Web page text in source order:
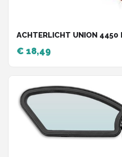
ACHTERLICHT UNION 4450
€ 18,49